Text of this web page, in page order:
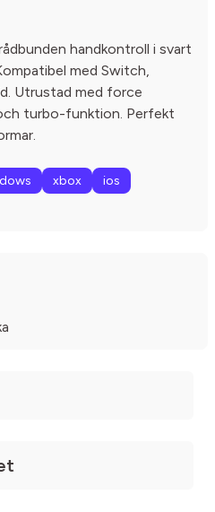
handkontroll i svart
med Switch,
Utrustad med force
turbo-funktion. Perfekt
xbox
ios